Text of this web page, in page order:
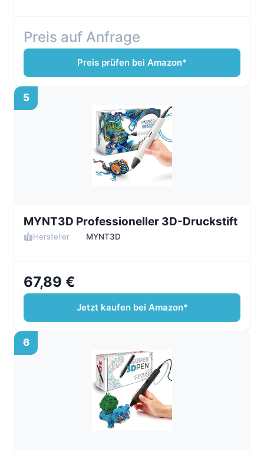
Preis auf Anfrage
Preis prüfen bei Amazon*
5
MYNT3D Professioneller 3D-Druckstift
Hersteller MYNT3D
67,89 €
Jetzt kaufen bei Amazon*
6